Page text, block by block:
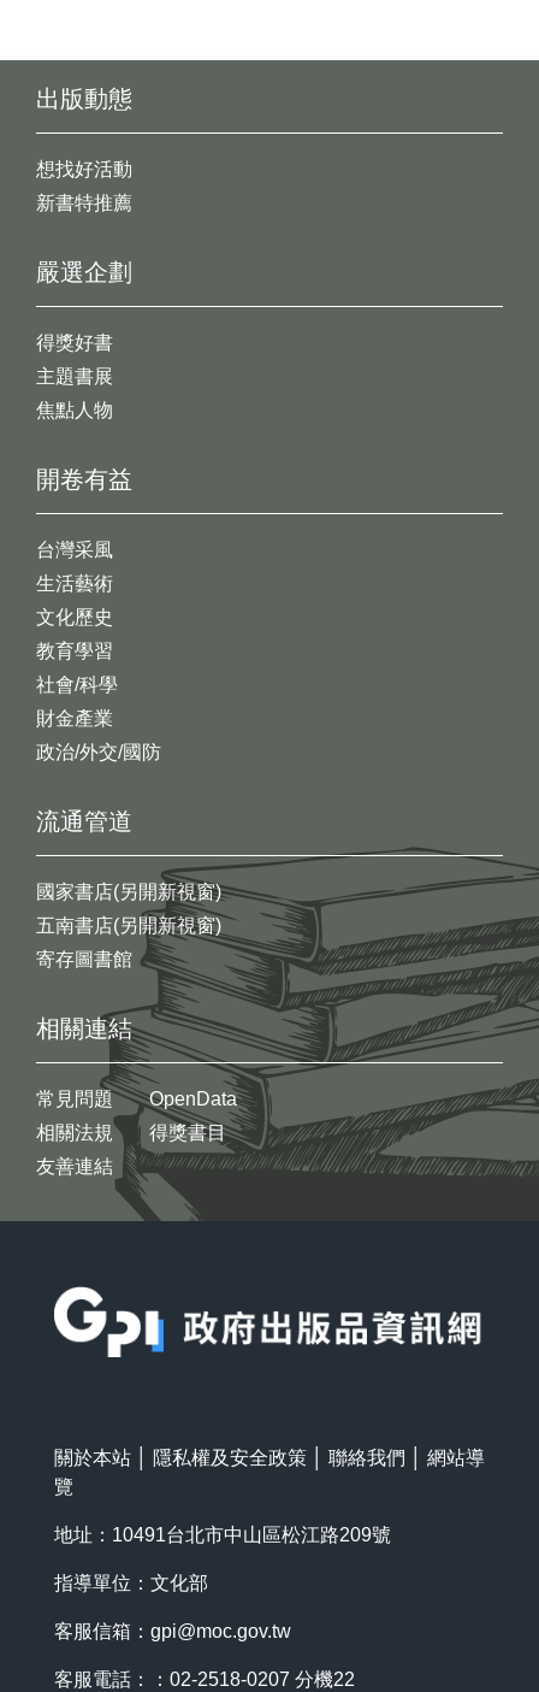
出版動態
想找好活動
新書特推薦
開卷有益
台灣采風
生活藝術
文化歷史
教育學習
社會/科學
財金產業
政治/外交/國防
嚴選企劃
得獎好書
主題書展
焦點人物
流通管道
國家書店(另開新視窗)
五南書店(另開新視窗)
寄存圖書館
相關連結
常見問題
相關法規
友善連結
OpenData
得獎書目
關於本站 隱私權及安全政策 聯絡我們
網站導
覽
地址：10491台北市中山區松江路209號
指導單位：文化部
客服信箱： gpi@moc.gov.tw
客服電話：：02-2518-0207 分機22